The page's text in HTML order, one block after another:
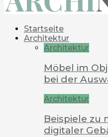
Startseite
Architektur
Architektur
Möbel im
bei der
Architektur
Beispiele zu
digitaler